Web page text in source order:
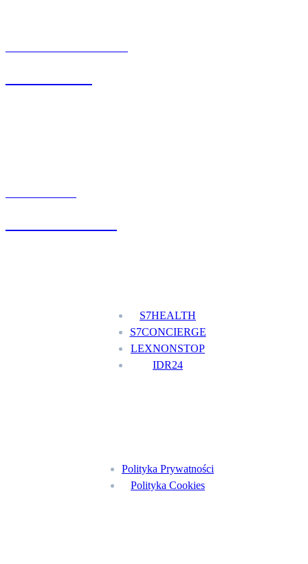
S7HEALTH
S7CONCIERGE
LEXNONSTOP
IDR24
Polityka Prywatności
Polityka Cookies